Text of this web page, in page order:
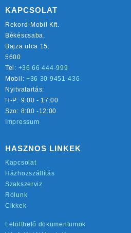
KAPCSOLAT
Rekord-Mobil Kft.
Békéscsaba,
Bajza utca 15.
5600
Tel: +36 66 444-999
Mobil: +36 30 9451-436
Nyitvatartás:
H-P: 9:00 - 17:00
Szo: 8:00 -12:00
Impressum
HASZNOS LINKEK
Kapcsolat
Házhozszállítás
Szakszerviz
Rólunk
Cikkek
Letölthető dokumentumok